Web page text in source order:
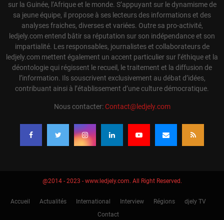
sur la Guinée, l’Afrique et le monde. S’appuyant sur le dynamisme de
sa jeune équipe, il propose à ses lecteurs des informations et des
analyses fraiches, diverses et variées. Outre sa pro-activité,
ledjely.com entend bâtir sa réputation sur son indépendance et son
impartialité. Les responsables, journalistes et collaborateurs de
ledjely.com mettent également un accent particulier sur l’éthique et la
déontologie qui régissent le recueil, le traitement et la diffusion de
l’information. Ils souscrivent exclusivement au débat d’idées,
contribuant ainsi à l’établissement d’une culture démocratique.
Nous contacter:Contact@ledjely.com
@2014 - 2023 - www.ledjely.com. All Right Reserved.
Accueil Actualités International Interview Régions
djely TV
Contact